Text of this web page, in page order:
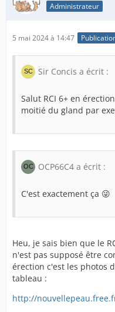
Administrateur
5 mai 2024 à 14:47
Sir Concis a écrit :
Salut RCI 6+ en
moitié du gland par
OCP66C4 a écrit :
C'est exactement ça 😜
Heu, je sais bien que le
n'est pas supposé être
érection c'est les photos
tableau :
http://